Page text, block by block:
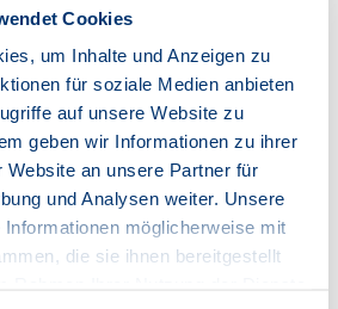
Cookies
um Inhalte und Anzeigen zu
für soziale Medien anbieten
auf unsere Website zu
geben wir Informationen zu ihrer
Website an unsere Partner für
und Analysen weiter. Unsere
möglicherweise mit
die sie ihnen bereitgestellt
vergessen